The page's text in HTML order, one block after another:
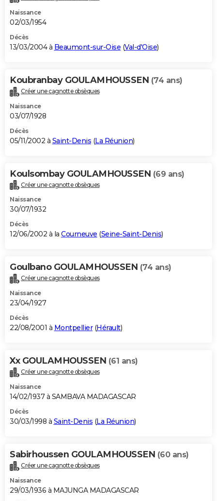
Naissance
02/03/1954
Décès
13/03/2004 à Beaumont-sur-Oise (Val-d'Oise)
Koubranbay GOULAMHOUSSEN (74 ans)
Créer une cagnotte obsèques
Naissance
03/07/1928
Décès
05/11/2002 à Saint-Denis (La Réunion)
Koulsombay GOULAMHOUSSEN (69 ans)
Créer une cagnotte obsèques
Naissance
30/07/1932
Décès
12/06/2002 à la Courneuve (Seine-Saint-Denis)
Goulbano GOULAMHOUSSEN (74 ans)
Créer une cagnotte obsèques
Naissance
23/04/1927
Décès
22/08/2001 à Montpellier(Hérault)
Xx GOULAMHOUSSEN (61 ans)
Créer une cagnotte obsèques
Naissance
14/02/1937 à SAMBAVA MADAGASCAR
Décès
30/03/1998 à Saint-Denis (La Réunion)
Sabirhoussen GOULAMHOUSSEN (60 ans)
Créer une cagnotte obsèques
Naissance
29/03/1936 à MAJUNGA MADAGASCAR